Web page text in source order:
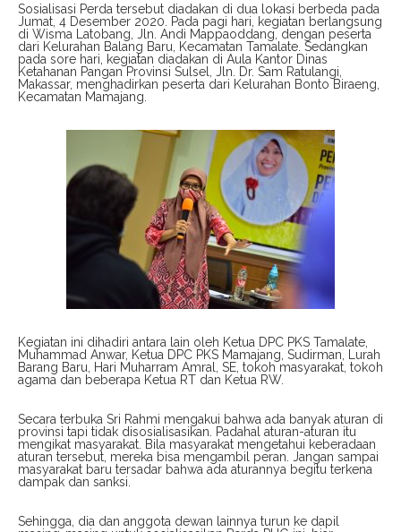
Sosialisasi Perda tersebut diadakan di dua lokasi berbeda pada
Jumat, 4 Desember 2020. Pada pagi hari, kegiatan berlangsung
di Wisma Latobang, Jln. Andi Mappaoddang, dengan peserta
dari Kelurahan Balang Baru, Kecamatan Tamalate. Sedangkan
pada sore hari, kegiatan diadakan di Aula Kantor Dinas
Ketahanan Pangan Provinsi Sulsel, Jln. Dr. Sam Ratulangi,
Makassar, menghadirkan peserta dari Kelurahan Bonto Biraeng,
Kecamatan Mamajang.
Kegiatan ini dihadiri antara lain oleh Ketua DPC PKS Tamalate,
Muhammad Anwar, Ketua DPC PKS Mamajang, Sudirman, Lurah
Barang Baru, Hari Muharram Amral, SE, tokoh masyarakat, tokoh
agama dan beberapa Ketua RT dan Ketua RW.
Secara terbuka Sri Rahmi mengakui bahwa ada banyak aturan di
provinsi tapi tidak disosialisasikan. Padahal aturan-aturan itu
mengikat masyarakat. Bila masyarakat mengetahui keberadaan
aturan tersebut, mereka bisa mengambil peran. Jangan sampai
masyarakat baru tersadar bahwa ada aturannya begitu terkena
dampak dan sanksi.
Sehingga, dia dan anggota dewan lainnya turun ke dapil